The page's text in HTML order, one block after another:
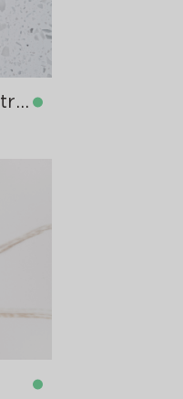
G-902 Alhambra Fortress